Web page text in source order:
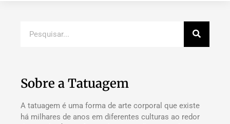
Sobre a Tatuagem
A tatuagem é uma forma de arte corporal que existe
há milhares de anos em diferentes culturas ao redor